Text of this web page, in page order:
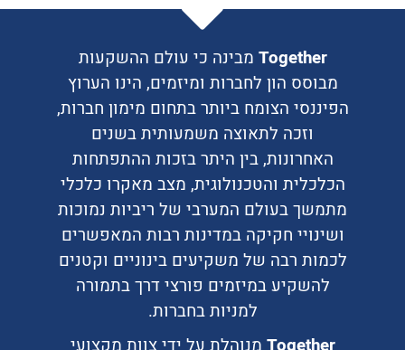
Together מבינה כי עולם ההשקעות
מבוסס הון לחברות ומיזמים, הינו הערוץ
הפיננסי הצומח ביותר בתחום מימון חברות,
וזכה לתאוצה משמעותית בשנים
האחרונות, בין היתר בזכות ההתפתחות
הכלכלית והטכנולוגית, מצב מאקרו כלכלי
מתמשך בעולם המערבי של ריביות נמוכות
ושינויי חקיקה במדינות רבות המאפשרים
לכמות רבה של משקיעים בינוניים וקטנים
להשקיע במיזמים פורצי דרך בתמורה
למניות בחברות.